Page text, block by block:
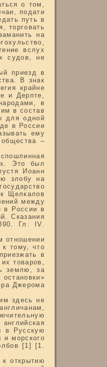
о том,
подати
путь в
торговать
на
вслух
судов, не
приезд в
В знак
крайне
и Дерпте,
в
в состав
для одной
в России
ему
–
Это был
Иоанн
злобу на
Щелкалов
между
в России в
Сказания
Гл. IV.
отношении
тому, что
в
товаров,
землю, за
Джерома
здесь не
в Русскую
морского
[1] [1.
открытию